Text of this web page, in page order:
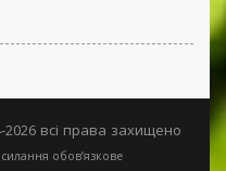
всі права захищено
обов’язкове